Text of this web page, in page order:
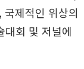
제적인 위상의
대회 및 저널에